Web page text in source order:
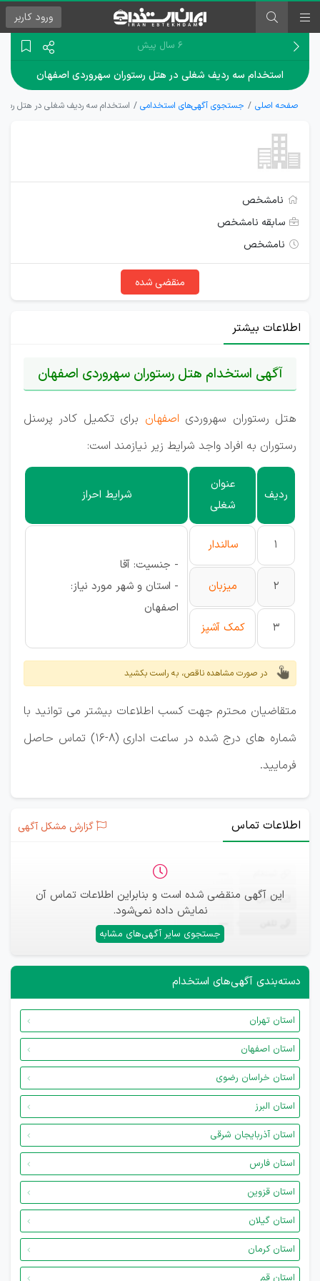
ورود کاربر
۶ سال پیش
استخدام سه ردیف شغلی در هتل رستوران سهروردی اصفهان
صفحه اصلی جستجوی آگهی‌های استخدامی استخدام سه ردیف شغلی در هتل
نامشخص
سابقه نامشخص
نامشخص
منقضی شده
اطلاعات بیشتر
آگهی استخدام هتل رستوران سهروردی اصفهان
هتل رستوران سهروردی اصفهان برای تکمیل کادر پرسنل
رستوران به افراد واجد شرایط زیر نیازمند است:
ردیف
عنوان
شغلی
شرایط احراز
1
سالندار
- جنسیت: آقا
- استان و شهر مورد نیاز:
اصفهان
2 میزبان
3 کمک آشپز
در صورت مشاهده ناقص، به راست بکشید
متقاضیان محترم جهت کسب اطلاعات بیشتر می توانید با
شماره های درج شده در ساعت اداری (8-16) تماس حاصل
فرمایید.
اطلاعات تماس گزارش مشکل آگهی
این آگهی منقضی شده است و بنابراین اطلاعات تماس آن
نمایش داده نمی‌شود.
جستجوی سایر آگهی‌های مشابه
ایمیل —
—
دسته‌بندی آگهی‌های استخدام
استان تهران
استان اصفهان
استان خراسان رضوی
استان البرز
استان آذربایجان شرقی
استان فارس
استان قزوین
استان گیلان
استان کرمان
استان قم